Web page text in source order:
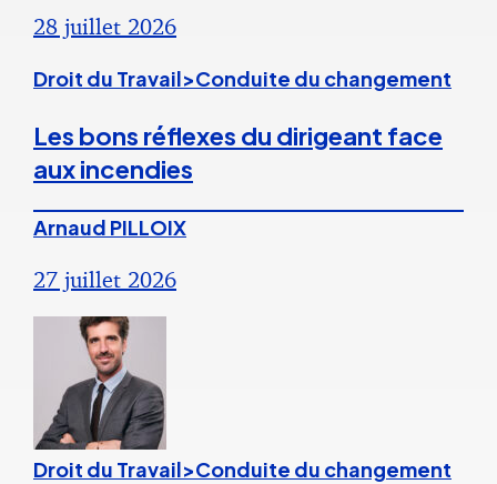
28 juillet 2026
Droit du Travail>Conduite du changement
Les bons réflexes du dirigeant face
aux incendies
Arnaud PILLOIX
27 juillet 2026
Droit du Travail>Conduite du changement